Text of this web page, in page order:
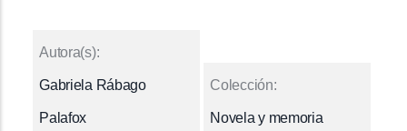
Autora(s)
Gabriela Rábago
Palafox
Colección
Novela y memoria